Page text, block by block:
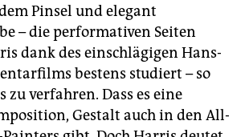
Pinsel und elegant
– die performativen Seiten
dank des einschlägigen Hans-
bestens studiert – so
verfahren. Dass es eine
Gestalt auch in den All-